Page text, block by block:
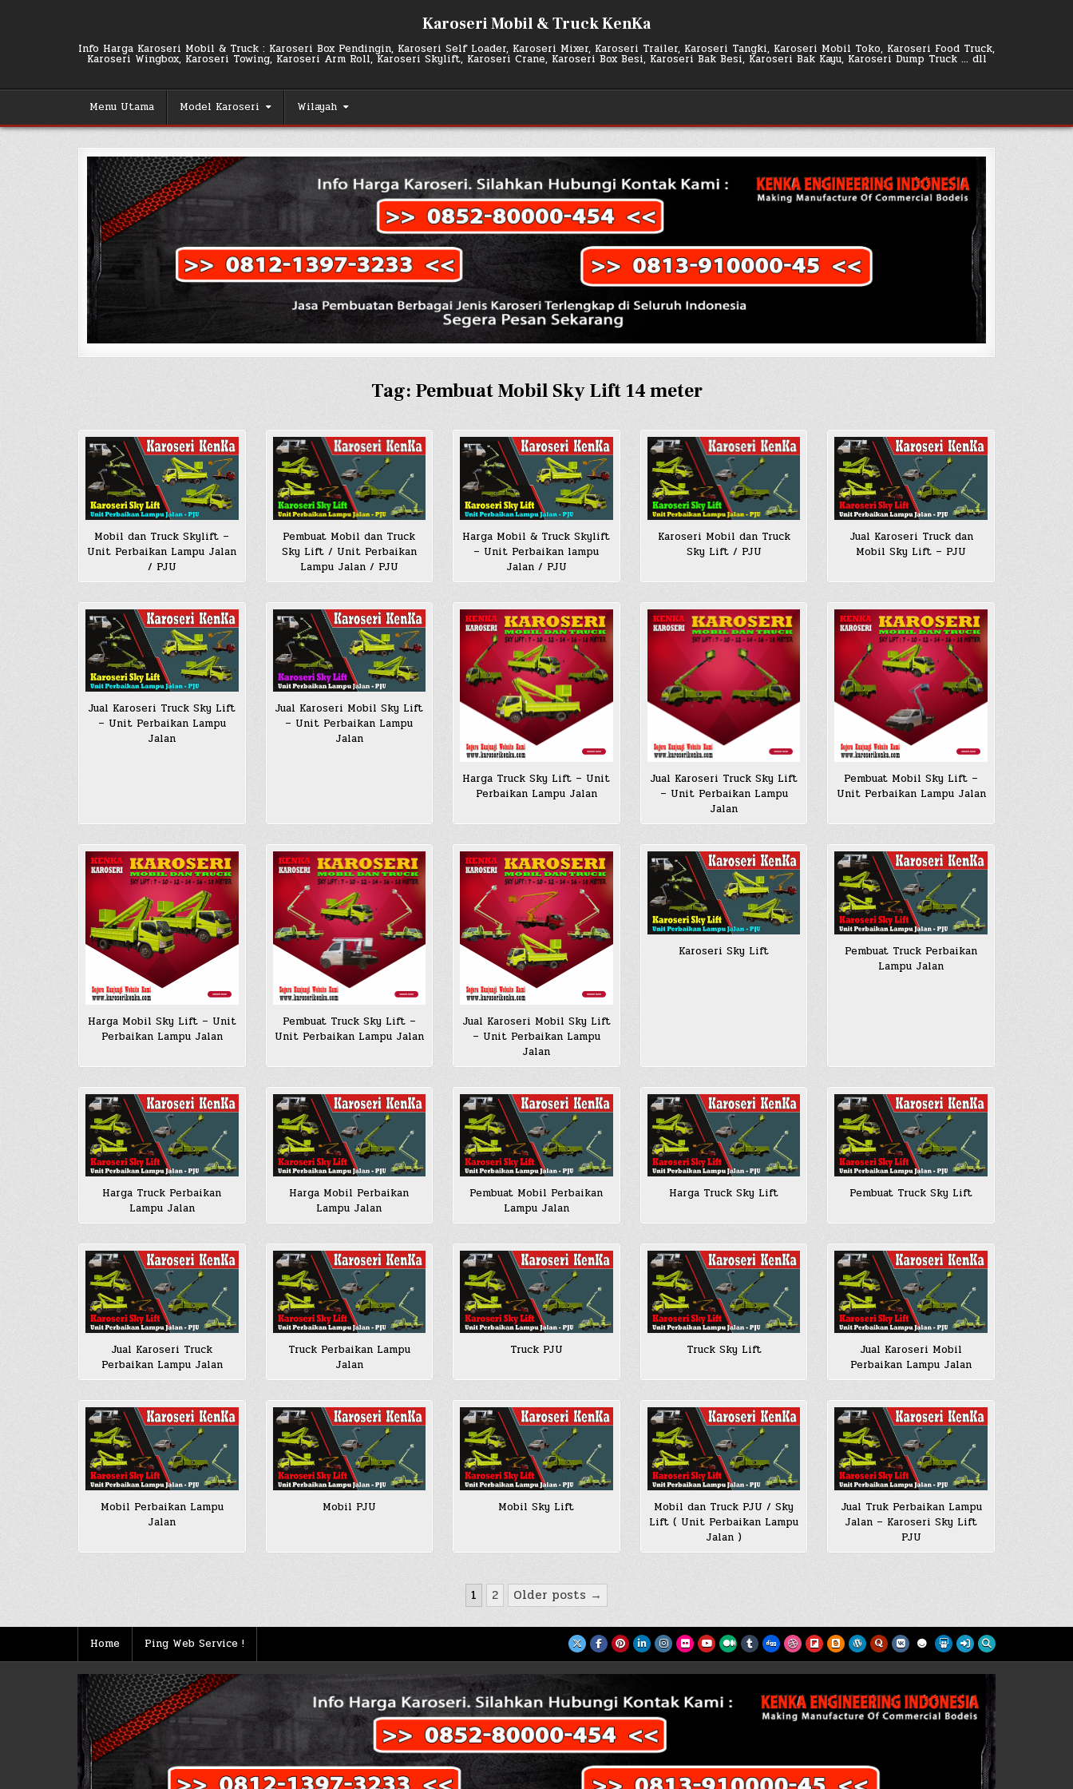
Karoseri Mobil & Truck KenKa
Info Harga Karoseri Mobil & Truck : Karoseri Box Pendingin, Karoseri Self Loader, Karoseri Mixer, Karoseri Trailer, Karoseri Tangki, Karoseri Mobil Toko, Karoseri Food Truck,
Karoseri Wingbox, Karoseri Towing, Karoseri Arm Roll, Karoseri Skylift, Karoseri Crane, Karoseri Box Besi, Karoseri Bak Besi, Karoseri Bak Kayu, Karoseri Dump Truck … dll
Menu Utama Model Karoseri Wilayah
Tag: Pembuat Mobil Sky Lift 14 meter
Mobil dan Truck Skylift –
Unit Perbaikan Lampu Jalan
/ PJU
Pembuat Mobil dan Truck
Sky Lift / Unit Perbaikan
Lampu Jalan / PJU
Harga Mobil & Truck Skylift
– Unit Perbaikan lampu
Jalan / PJU
Karoseri Mobil dan Truck
Sky Lift / PJU
Jual Karoseri Truck dan
Mobil Sky Lift – PJU
Jual Karoseri Truck Sky Lift
– Unit Perbaikan Lampu
Jalan
Jual Karoseri Mobil Sky Lift
– Unit Perbaikan Lampu
Jalan
Harga Truck Sky Lift – Unit
Perbaikan Lampu Jalan
Jual Karoseri Truck Sky Lift
– Unit Perbaikan Lampu
Jalan
Pembuat Mobil Sky Lift –
Unit Perbaikan Lampu Jalan
Harga Mobil Sky Lift – Unit
Perbaikan Lampu Jalan
Pembuat Truck Sky Lift –
Unit Perbaikan Lampu Jalan
Jual Karoseri Mobil Sky Lift
– Unit Perbaikan Lampu
Jalan
Karoseri Sky Lift
Pembuat Truck Perbaikan
Lampu Jalan
Harga Truck Perbaikan
Lampu Jalan
Harga Mobil Perbaikan
Lampu Jalan
Pembuat Mobil Perbaikan
Lampu Jalan
Harga Truck Sky Lift Pembuat Truck Sky Lift
Jual Karoseri Truck
Perbaikan Lampu Jalan
Truck Perbaikan Lampu
Jalan
Truck PJU Truck Sky Lift
Jual Karoseri Mobil
Perbaikan Lampu Jalan
Mobil Perbaikan Lampu
Jalan
Mobil PJU Mobil Sky Lift
Mobil dan Truck PJU / Sky
Lift ( Unit Perbaikan Lampu
Jalan )
Jual Truk Perbaikan Lampu
Jalan – Karoseri Sky Lift
PJU
1 2 Older posts →
Home Ping Web Service !